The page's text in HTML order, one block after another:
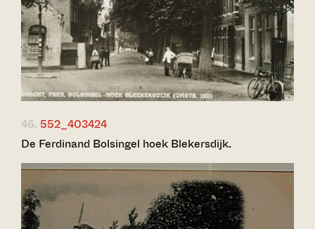
46. 552_403424
De Ferdinand Bolsingel hoek Blekersdijk.